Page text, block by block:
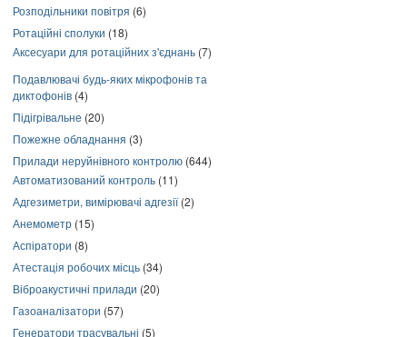
Розподільники повітря (6)
Ротаційні сполуки (18)
Аксесуари для ротаційних з'єднань (7)
Подавлювачі будь-яких мікрофонів та
диктофонів (4)
Підігрівальне (20)
Пожежне обладнання (3)
Прилади неруйнівного контролю (644)
Автоматизований контроль (11)
Адгезиметри, вимірювачі адгезії(2)
Анемометр (15)
Аспіратори (8)
Атестація робочих місць (34)
Віброакустичні прилади (20)
Газоаналізатори (57)
Генератори трасувальні (5)